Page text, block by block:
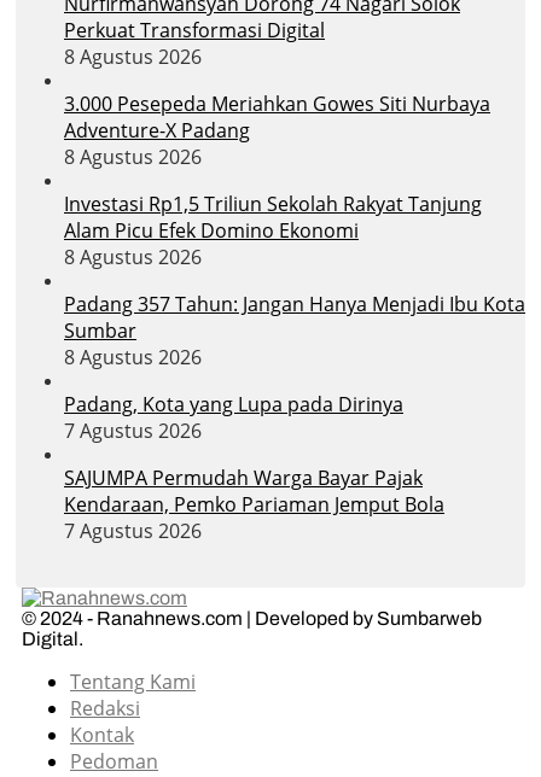
Perkuat Transformasi Digital
8 Agustus 2026
3.000 Pesepeda Meriahkan Gowes Siti Nurbaya
Adventure-X Padang
8 Agustus 2026
Investasi Rp1,5 Triliun Sekolah Rakyat Tanjung
Alam Picu Efek Domino Ekonomi
8 Agustus 2026
Padang 357 Tahun: Jangan Hanya Menjadi Ibu Kota
Sumbar
8 Agustus 2026
Padang, Kota yang Lupa pada Dirinya
7 Agustus 2026
SAJUMPA Permudah Warga Bayar Pajak
Kendaraan, Pemko Pariaman Jemput Bola
7 Agustus 2026
© 2024 - Ranahnews.com | Developed by Sumbarweb
Digital.
Tentang Kami
Redaksi
Kontak
Pedoman